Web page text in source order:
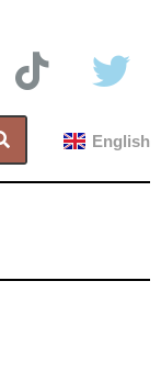
English